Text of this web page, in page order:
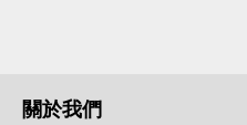
關於我們